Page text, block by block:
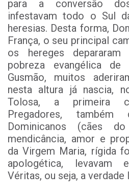
para a conversão
infestavam todo o Sul
heresias. Desta forma,
França, o seu principal
os hereges
pobreza evangélica
Gusmão, muitos
nesta altura já nascia,
Tolosa, a primeira
Pregadores, também
Dominicanos (cães
mendicância, amor e
da Virgem Maria, rígida
apologética, levavam
Véritas, ou seja, a verdade